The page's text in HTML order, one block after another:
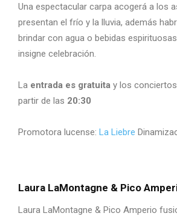
Una espectacular carpa acogerá a los
presentan el frío y la lluvia, además
brindar con agua o bebidas
insigne celebración.
La entrada es gratuita y los
partir de las 20:30
Promotora lucense: La Liebre
Laura LaMontagne & Pico
Laura LaMontagne & Pico Amperio